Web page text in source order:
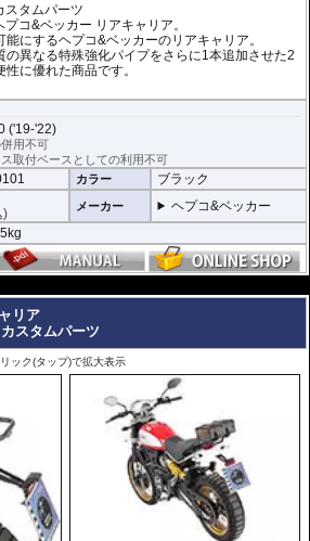
スタムパーツ
コ&ベッカー リアキャリア。
にするヘプコ&ベッカーのリアキャリア。
の異なる特殊強化パイプをさらに1本追加させた2
に優れた商品です。
('19-'22)
用不可
取付ベースとしての利用不可
カラー ブラック
) メーカー ヘプコ&ベッカー
リア
スタムパーツ
ック(タップ)で拡大表示